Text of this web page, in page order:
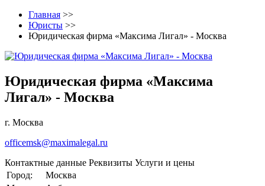
Главная >>
Юристы >>
Юридическая фирма «Максима Лигал» - Москва
Юридическая фирма «Максима
Лигал» - Москва
г. Москва
officemsk@maximalegal.ru
Контактные данные Реквизиты Услуги и цены
Город:
Москва